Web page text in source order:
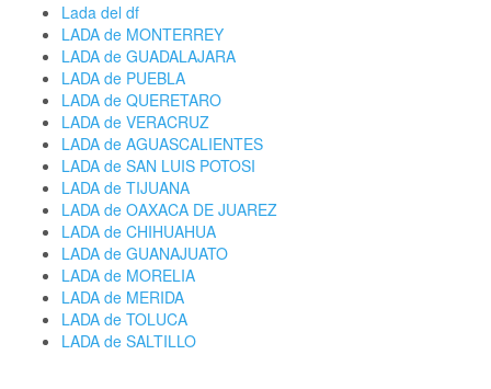
Lada del df
LADA de MONTERREY
LADA de GUADALAJARA
LADA de PUEBLA
LADA de QUERETARO
LADA de VERACRUZ
LADA de AGUASCALIENTES
LADA de SAN LUIS POTOSI
LADA de TIJUANA
LADA de OAXACA DE JUAREZ
LADA de CHIHUAHUA
LADA de GUANAJUATO
LADA de MORELIA
LADA de MERIDA
LADA de TOLUCA
LADA de SALTILLO